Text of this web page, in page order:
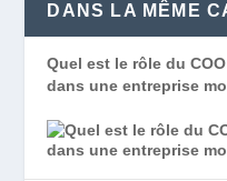
DANS LA MÊME
Quel est le rôle du
dans une entreprise